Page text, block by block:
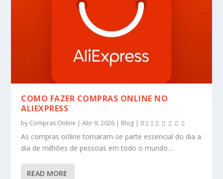
COMO FAZER COMPRAS ONLINE NO
ALIEXPRESS
by Compras Online |Abr 9, 2026 | Blog | 0 |
As compras online tornaram-se parte essencial do dia a
dia de milhões de pessoas em todo o mundo....
READ MORE